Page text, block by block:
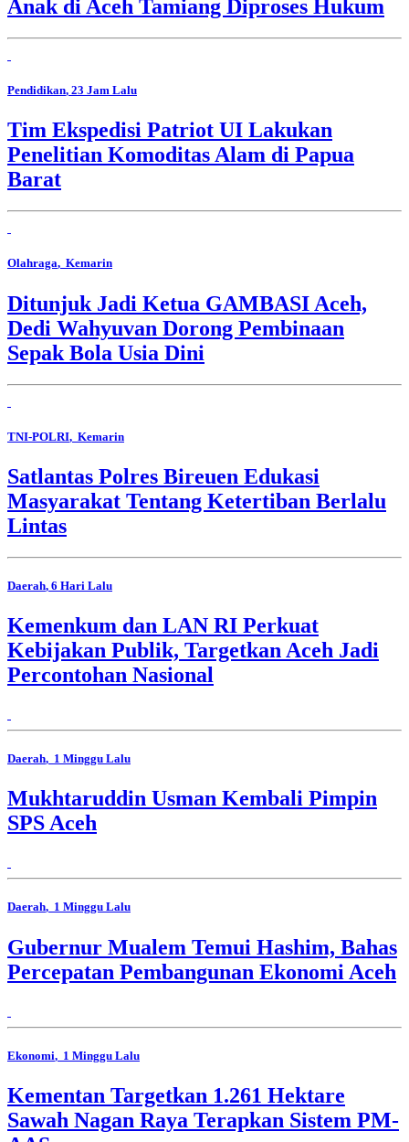
Anak di Aceh Tamiang Diproses Hukum
Pendidikan, 23 Jam Lalu
Tim Ekspedisi Patriot UI Lakukan
Penelitian Komoditas Alam di Papua
Barat
Olahraga, Kemarin
Ditunjuk Jadi Ketua GAMBASI Aceh,
Dedi Wahyuvan Dorong Pembinaan
Sepak Bola Usia Dini
TNI-POLRI, Kemarin
Satlantas Polres Bireuen Edukasi
Masyarakat Tentang Ketertiban Berlalu
Lintas
Daerah, 6 Hari Lalu
Kemenkum dan LAN RI Perkuat
Kebijakan Publik, Targetkan Aceh Jadi
Percontohan Nasional
Daerah, 1 Minggu Lalu
Mukhtaruddin Usman Kembali Pimpin
SPS Aceh
Daerah, 1 Minggu Lalu
Gubernur Mualem Temui Hashim, Bahas
Percepatan Pembangunan Ekonomi Aceh
Ekonomi, 1 Minggu Lalu
Kementan Targetkan 1.261 Hektare
Sawah Nagan Raya Terapkan Sistem PM-